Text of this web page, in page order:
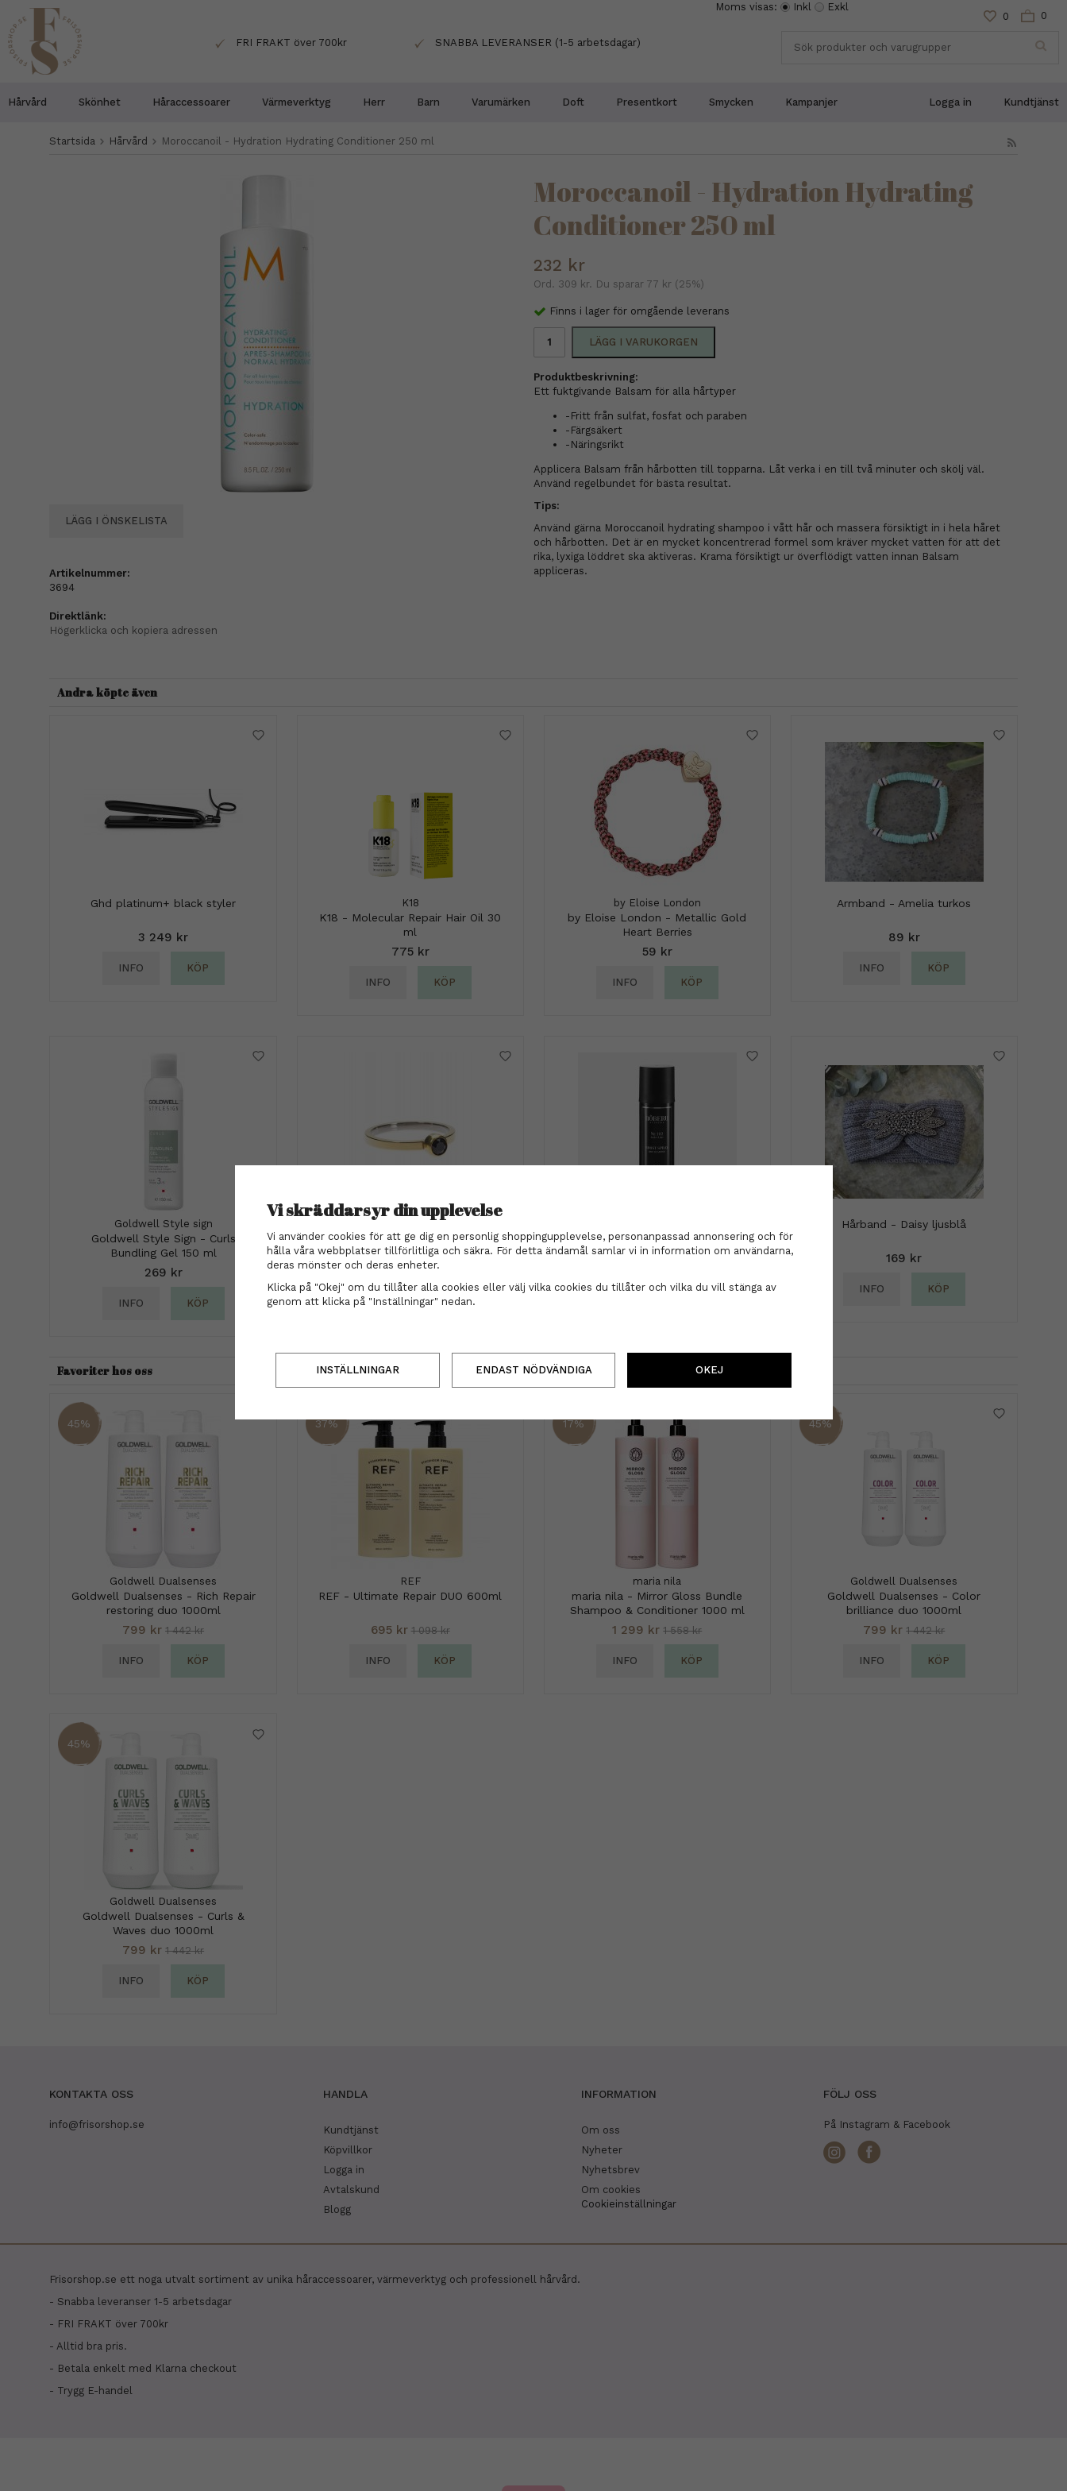
0 0
Moms visas: Inkl Exkl
FRI FRAKT över 700kr SNABBA LEVERANSER (1-5 arbetsdagar)
Hårvård Skönhet Håraccessoarer Värmeverktyg Herr Barn Varumärken Doft Presentkort Smycken Kampanjer Logga in Kundtjänst
Startsida Hårvård Moroccanoil - Hydration Hydrating Conditioner 250 ml
Moroccanoil - Hydration Hydrating
Conditioner 250 ml
232 kr
Ord. 309 kr. Du sparar 77 kr (25%)
Finns i lager för omgående leverans
LÄGG I VARUKORGEN
Produktbeskrivning:
Ett fuktgivande Balsam för alla hårtyper
-Fritt från sulfat, fosfat och paraben
-Färgsäkert
-Näringsrikt
Applicera Balsam från hårbotten till topparna. Låt verka i en till två minuter och skölj väl.
Använd regelbundet för bästa resultat.
Tips:
Använd gärna Moroccanoil hydrating shampoo i vått hår och massera försiktigt in i hela håret
och hårbotten. Det är en mycket koncentrerad formel som kräver mycket vatten för att det
rika, lyxiga löddret ska aktiveras. Krama försiktigt ur överflödigt vatten innan Balsam
appliceras.
LÄGG I ÖNSKELISTA
Artikelnummer:
3694
Direktlänk:
Högerklicka och kopiera adressen
Andra köpte även
Ghd platinum+ black styler
3 249 kr
INFO KÖP
K18
K18 - Molecular Repair Hair Oil 30
ml
775 kr
INFO KÖP
by Eloise London
by Eloise London - Metallic Gold
Heart Berries
59 kr
INFO KÖP
Armband - Amelia turkos
89 kr
INFO KÖP
Goldwell Style sign
Goldwell Style Sign - Curls
Bundling Gel 150 ml
269 kr
INFO KÖP
Blomdahl - Ring GT Bezel 18mm,
Black
849 kr
INFO KÖP
Nõberu of Sweden - Boost Spray
Dark 200ml
Hårband - Daisy ljusblå
169 kr
INFO KÖP
Favoriter hos oss
45%
Goldwell Dualsenses
Goldwell Dualsenses - Rich Repair
restoring duo 1000ml
799 kr 1 442 kr
INFO KÖP
37%
REF
REF - Ultimate Repair DUO 600ml
695 kr 1 098 kr
INFO KÖP
17%
maria nila
maria nila - Mirror Gloss Bundle
Shampoo & Conditioner 1000 ml
1 299 kr 1 558 kr
INFO KÖP
45%
Goldwell Dualsenses
Goldwell Dualsenses - Color
brilliance duo 1000ml
799 kr 1 442 kr
INFO KÖP
45%
Goldwell Dualsenses
Goldwell Dualsenses - Curls &
Waves duo 1000ml
799 kr 1 442 kr
INFO KÖP
KONTAKTA OSS
info@frisorshop.se
HANDLA
Kundtjänst
Köpvillkor
Logga in
Avtalskund
Blogg
INFORMATION
Om oss
Nyheter
Nyhetsbrev
Om cookies
Cookieinställningar
FÖLJ OSS
På Instagram & Facebook
Frisorshop.se ett noga utvalt sortiment av unika håraccessoarer, värmeverktyg och professionell hårvård.
- Snabba leveranser 1-5 arbetsdagar
- FRI FRAKT över 700kr
- Alltid bra pris.
- Betala enkelt med Klarna checkout
- Trygg E-handel
Vi skräddarsyr din upplevelse
Vi använder cookies för att ge dig en personlig shoppingupplevelse, personanpassad annonsering och för
hålla våra webbplatser tillförlitliga och säkra. För detta ändamål samlar vi in information om användarna,
deras mönster och deras enheter.
Klicka på "Okej" om du tillåter alla cookies eller välj vilka cookies du tillåter och vilka du vill stänga av
genom att klicka på "Inställningar" nedan.
INSTÄLLNINGAR ENDAST NÖDVÄNDIGA OKEJ